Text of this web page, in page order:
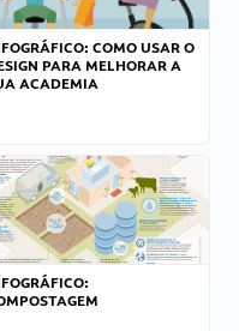
COMO USAR O
PARA MELHORAR A
ACADEMIA